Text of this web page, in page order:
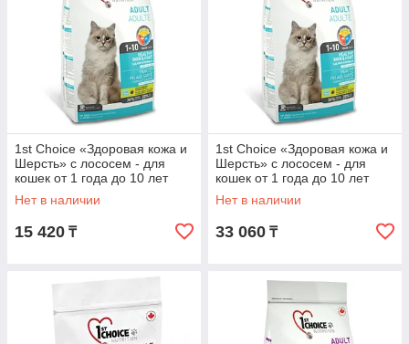
1st Choice «Здоровая кожа и
Шерсть» с лососем - для
кошек от 1 года до 10 лет
2.72 кг.
Нет в наличии
15 420 ₸
1st Choice «Здоровая кожа и
Шерсть» с лососем - для
кошек от 1 года до 10 лет
5.44 кг.
Нет в наличии
33 060 ₸